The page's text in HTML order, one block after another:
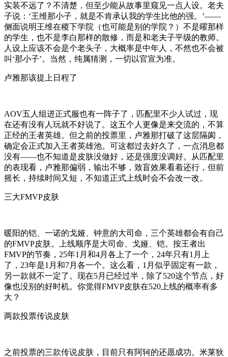
实装不远了？不清楚，但至少能从故事里窥见一点人设。老夫
子说：‘王维那小子，就是不肯承认我的学生比他的强。’——
侧面说明王维在稷下学院（也可能是别的学院？）不是曜那样
的学生，也不是李白那样的散修，而是和老夫子平级的教师。
人设上应该不会是个老头子，大概率是中年人，不然也不会被
叫‘那小子’。当然，纯属猜测，一切以官宣为准。
卢雅那该提上日程了
AOV五人组进正式服也有一阵子了，匹配里不少人试过，现
在还有没有人玩就不好说了。这五个人更像是来交流的，不算
正经的王者英雄。但之前的投票里，卢雅那打破了这层隔阂，
确定会正式加入王者英雄池。可这都过去好久了，一点消息都
没有——也不知道是皮肤没做好，还是强度没调好。从匹配里
的表现看，卢雅那偏弱，输出不够，致盲效果看着还行，但前
摇长，持续时间又短，不知道正式上线时会不会改一改。
三大FMVP皮肤
暖阳的铠、一诺的戈娅、钟意的大司命，三个英雄都会有自己
的FMVP皮肤。上线顺序是大司命、戈娅、铠。按王者出
FMVP的节奏，25年1月和4月各上了一个，24年只有1月上
了，23年是1月和7月各一个。这么看，1月似乎固定有一款，
另一款就不一定了。现在5月已经过半，除了520这个节点，好
像也没别的好时机。你觉得FMVP皮肤在520上线的概率有多
大？
两款投票传说皮肤
之前投票的三款传说皮肤，目前只有阿轲的还愿成功。米莱狄